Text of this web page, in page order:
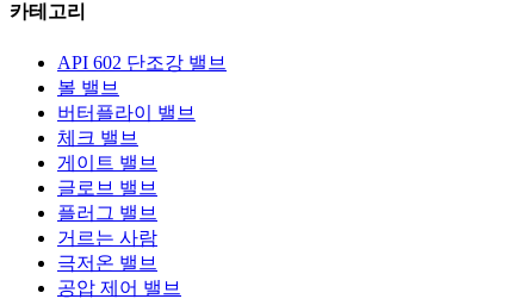
카테고리
API 602 단조강 밸브
볼 밸브
버터플라이 밸브
체크 밸브
게이트 밸브
글로브 밸브
플러그 밸브
거르는 사람
극저온 밸브
공압 제어 밸브